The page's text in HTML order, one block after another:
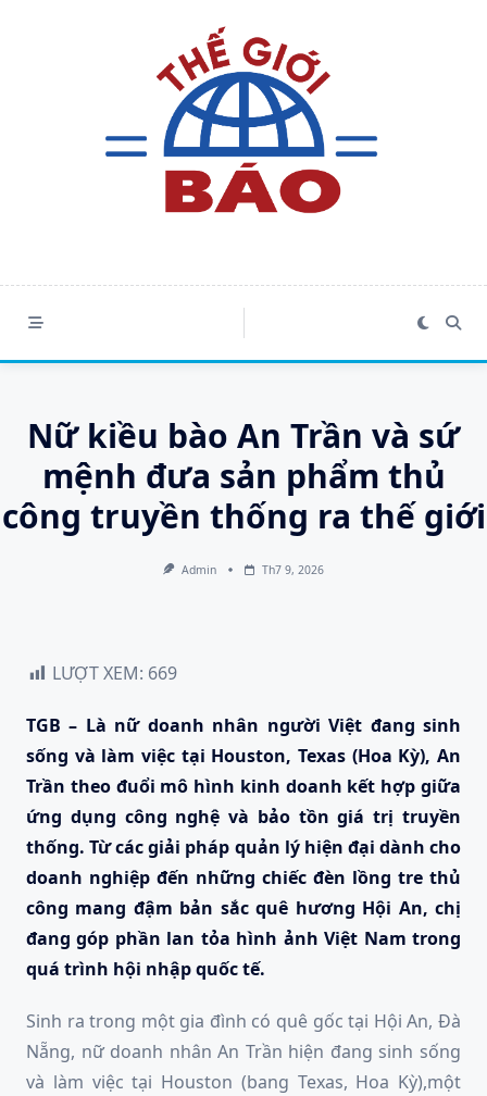
Nữ kiều bào An Trần và sứ
mệnh đưa sản phẩm thủ
công truyền thống ra thế giới
Admin Th7 9, 2026
LƯỢT XEM: 669
TGB – Là nữ doanh nhân người Việt đang sinh
sống và làm việc tại Houston, Texas (Hoa Kỳ), An
Trần theo đuổi mô hình kinh doanh kết hợp giữa
ứng dụng công nghệ và bảo tồn giá trị truyền
thống. Từ các giải pháp quản lý hiện đại dành cho
doanh nghiệp đến những chiếc đèn lồng tre thủ
công mang đậm bản sắc quê hương Hội An, chị
đang góp phần lan tỏa hình ảnh Việt Nam trong
quá trình hội nhập quốc tế.
Sinh ra trong một gia đình có quê gốc tại Hội An, Đà
Nẵng, nữ doanh nhân An Trần hiện đang sinh sống
và làm việc tại Houston (bang Texas, Hoa Kỳ),một